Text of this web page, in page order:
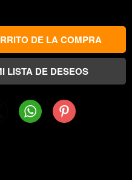
WhatsAppPinterest